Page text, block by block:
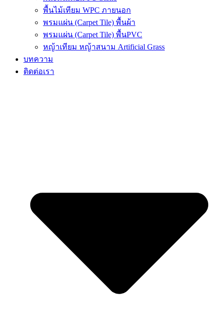
พื้นไม้เทียม WPC ภายนอก
พรมแผ่น (Carpet Tile) พื้นผ้า
พรมแผ่น (Carpet Tile) พื้นPVC
หญ้าเทียม หญ้าสนาม Artificial Grass
บทความ
ติดต่อเรา